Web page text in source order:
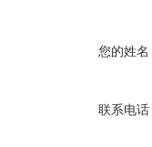
您的姓名
联系电话